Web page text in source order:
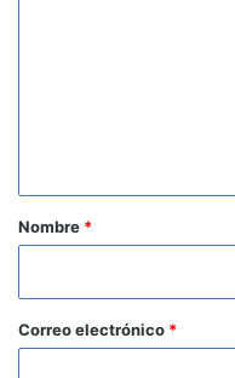
r
*
Nombre *
Correo electrónico *